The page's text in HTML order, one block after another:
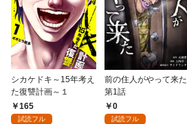
シカケドキ～15年考え
た復讐計画～１
165
試読フル
前の住人がやって来た
第1話
0
試読フル